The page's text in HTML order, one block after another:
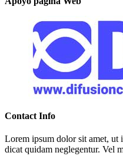
Contact Info
Lorem ipsum dolor sit amet, ut
dicat quidam neglegentur. Vel